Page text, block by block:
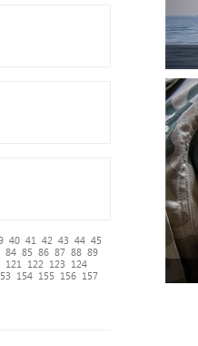
40 41 42 43 44 45
84 85 86 87 88 89
121 122 123
124
154 155 156 157